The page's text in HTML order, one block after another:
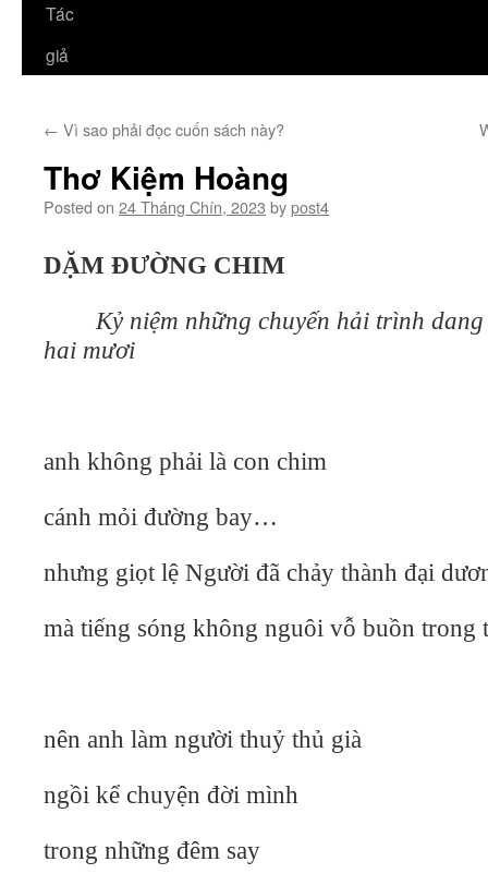
Tác
giả
← Vì sao phải đọc cuốn sách này?
Thơ Kiệm Hoàng
Posted on 24 Tháng Chín, 2023 bypost4
DẶM ĐƯỜNG CHIM
Kỷ niệm những chuyến hải trình
hai mươi
anh không phải là con chim
cánh mỏi đường bay…
nhưng giọt lệ Người đã chảy thành đại
mà tiếng sóng không nguôi vỗ buồn
nên anh làm người thuỷ thủ già
ngồi kể chuyện đời mình
trong những đêm say